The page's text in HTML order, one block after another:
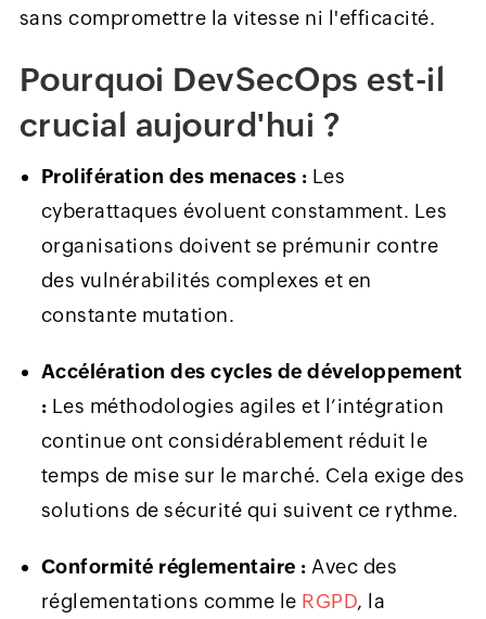
sans compromettre la vitesse ni l'efficacité.
Pourquoi DevSecOps est-il
crucial aujourd'hui ?
Prolifération des menaces : Les
cyberattaques évoluent constamment. Les
organisations doivent se prémunir contre
des vulnérabilités complexes et en
constante mutation.
Accélération des cycles de développement
: Les méthodologies agiles et l’intégration
continue ont considérablement réduit le
temps de mise sur le marché. Cela exige des
solutions de sécurité qui suivent ce rythme.
Conformité réglementaire : Avec des
réglementations comme le RGPD, la